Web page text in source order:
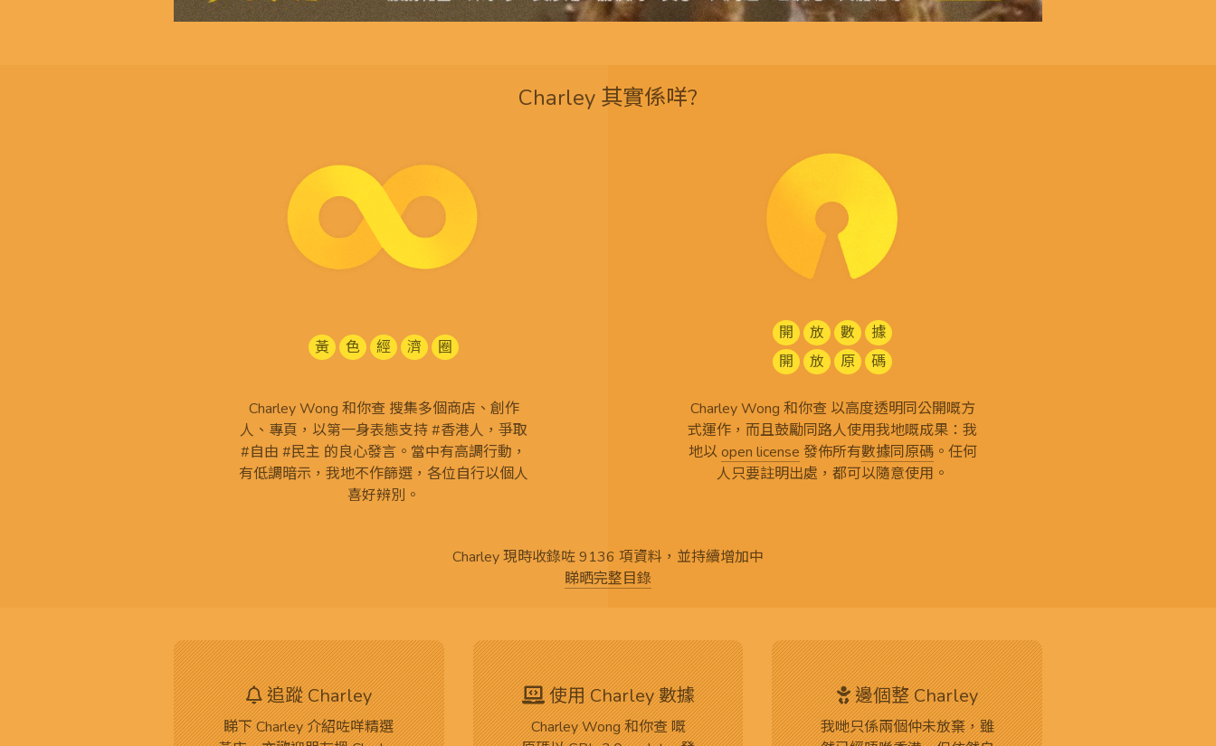
Charley 其實係咩?
黃 色 經 濟 圈
Charley Wong 和你查 搜集多個商店、創作
人、專頁，以第一身表態支持 #香港人，爭取
#自由 #民主 的良心發言。當中有高調行動，
有低調暗示，我地不作篩選，各位自行以個人
喜好辨別。
開 放 數
據
開
放 原 碼
Charley Wong 和你查 以高度透明同公開嘅方
式運作，而且鼓勵同路人使用我地嘅成果：我
地以open license 發佈所有數據同原碼。任何
人只要註明出處，都可以隨意使用。
Charley 現時收錄咗 9136 項資料，並持續增加中
睇晒完整目錄
追蹤 Charley
睇下 Charley 介紹咗咩精選
使用 Charley 數據
Charley Wong 和你查 嘅
邊個整 Charley
我哋只係兩個仲未放棄，雖